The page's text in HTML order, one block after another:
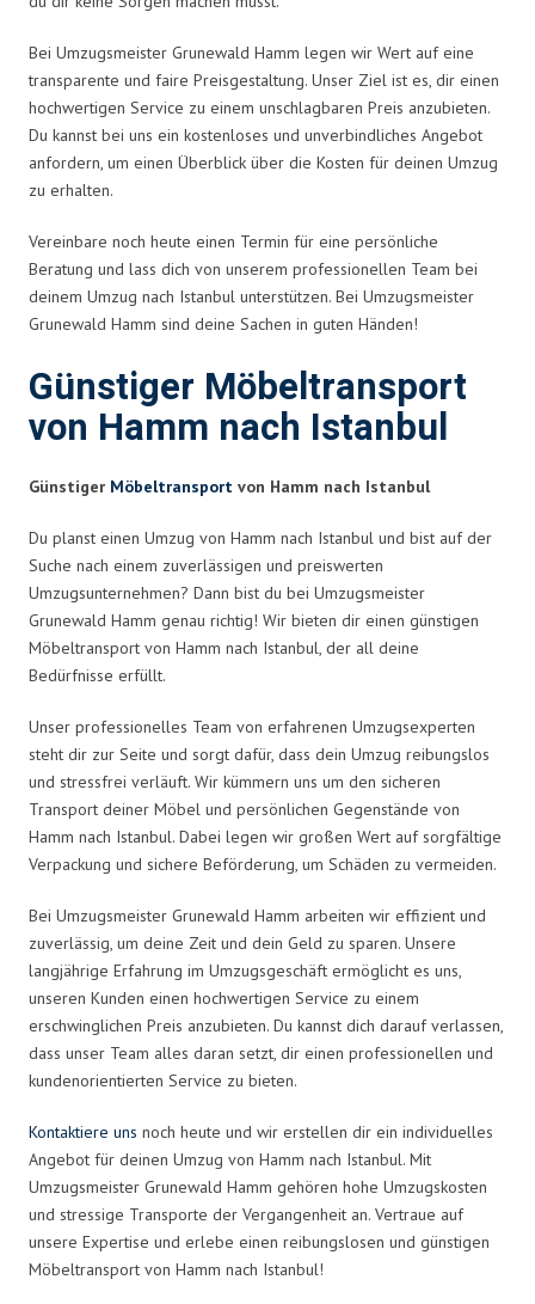
Bei Umzugsmeister Grunewald Hamm legen wir Wert auf eine
transparente und faire Preisgestaltung. Unser Ziel ist es, dir einen
hochwertigen Service zu einem unschlagbaren Preis anzubieten.
Du kannst bei uns ein kostenloses und unverbindliches Angebot
anfordern, um einen Überblick über die Kosten für deinen Umzug
zu erhalten.
Vereinbare noch heute einen Termin für eine persönliche
Beratung und lass dich von unserem professionellen Team bei
deinem Umzug nach Istanbul unterstützen. Bei Umzugsmeister
Grunewald Hamm sind deine Sachen in guten Händen!
Günstiger Möbeltransport
von Hamm nach Istanbul
Günstiger Möbeltransport von Hamm nach Istanbul
Du planst einen Umzug von Hamm nach Istanbul und bist auf der
Suche nach einem zuverlässigen und preiswerten
Umzugsunternehmen? Dann bist du bei Umzugsmeister
Grunewald Hamm genau richtig! Wir bieten dir einen günstigen
Möbeltransport von Hamm nach Istanbul, der all deine
Bedürfnisse erfüllt.
Unser professionelles Team von erfahrenen Umzugsexperten
steht dir zur Seite und sorgt dafür, dass dein Umzug reibungslos
und stressfrei verläuft. Wir kümmern uns um den sicheren
Transport deiner Möbel und persönlichen Gegenstände von
Hamm nach Istanbul. Dabei legen wir großen Wert auf sorgfältige
Verpackung und sichere Beförderung, um Schäden zu vermeiden.
Bei Umzugsmeister Grunewald Hamm arbeiten wir effizient und
zuverlässig, um deine Zeit und dein Geld zu sparen. Unsere
langjährige Erfahrung im Umzugsgeschäft ermöglicht es uns,
unseren Kunden einen hochwertigen Service zu einem
erschwinglichen Preis anzubieten. Du kannst dich darauf verlassen,
dass unser Team alles daran setzt, dir einen professionellen und
kundenorientierten Service zu bieten.
Kontaktiere uns noch heute und wir erstellen dir ein individuelles
Angebot für deinen Umzug von Hamm nach Istanbul. Mit
Umzugsmeister Grunewald Hamm gehören hohe Umzugskosten
und stressige Transporte der Vergangenheit an. Vertraue auf
unsere Expertise und erlebe einen reibungslosen und günstigen
Möbeltransport von Hamm nach Istanbul!